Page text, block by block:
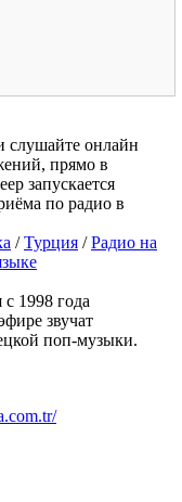
слушайте онлайн
прямо в
запускается
по радио в
/Турция /Радио на
1998 года
звучат
поп-музыки.